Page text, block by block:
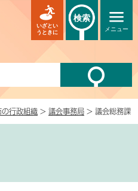
メニュー
いざとい
うときに
検索
行政組織 > 議会事務局 > 議会総務課